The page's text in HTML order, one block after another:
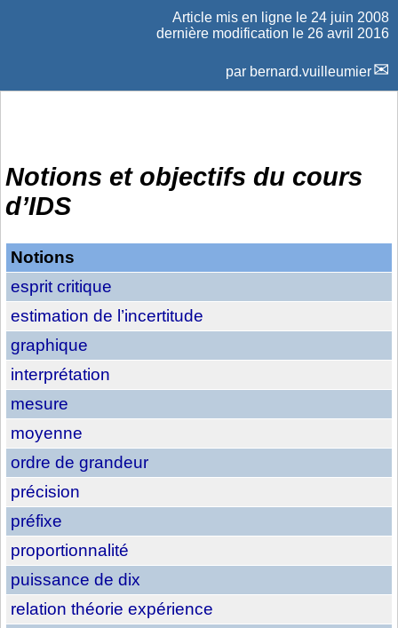
Article mis en ligne le 24 juin 2008
dernière modification le 26 avril 2016
par bernard.vuilleumier
Notions et objectifs du cours
d’IDS
Notions
esprit critique
estimation de l’incertitude
graphique
interprétation
mesure
moyenne
ordre de grandeur
précision
préfixe
proportionnalité
puissance de dix
relation théorie expérience